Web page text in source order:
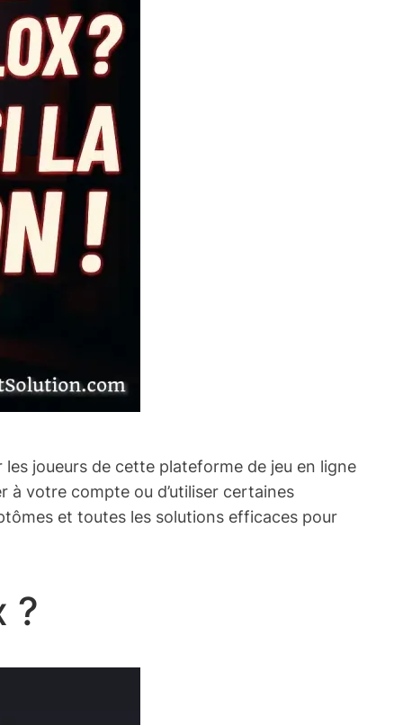
joueurs de cette plateforme de jeu en ligne
à votre compte ou d’utiliser certaines
et toutes les solutions efficaces pour
?